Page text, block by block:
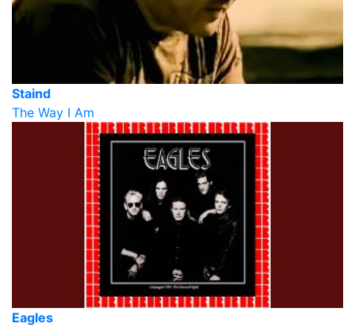
Staind
The Way I Am
Eagles